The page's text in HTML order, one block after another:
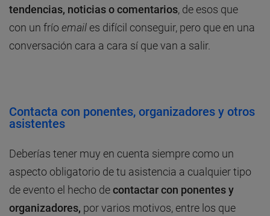
tendencias, noticias o comentarios, de esos que
con un fríoemail es difícil conseguir, pero que en una
conversación cara a cara sí que van a salir.
Contacta con ponentes, organizadores y otros
asistentes
Deberías tener muy en cuenta siempre como un
aspecto obligatorio de tu asistencia a cualquier tipo
de evento el hecho decontactar con ponentes y
organizadores, por varios motivos, entre los que